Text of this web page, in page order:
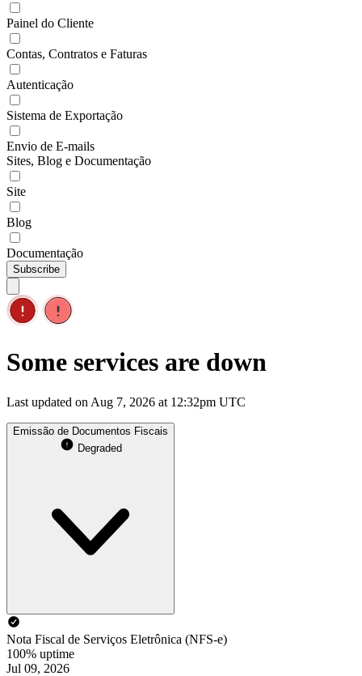
Painel do Cliente
Contas, Contratos e Faturas
Autenticação
Sistema de Exportação
Envio de E-mails
Sites, Blog e Documentação
Site
Blog
Documentação
Subscribe
Some services are down
Last updated on Aug 7, 2026 at 12:32pm UTC
Emissão de Documentos Fiscais
Degraded
Nota Fiscal de Serviços Eletrônica (NFS-e)
100% uptime
Jul 09, 2026